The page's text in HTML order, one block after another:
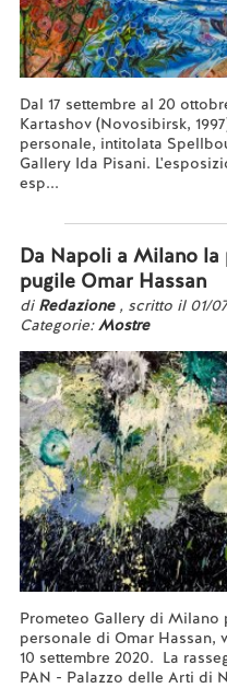
Dal 17 settembre al 20
Kartashov (Novosibirsk,
personale, intitolata
Gallery Ida Pisani.
esp...
Da Napoli a Milano
pugile Omar Hassan
di Redazione , scritto il 01/
Categorie:Mostre
Prometeo Gallery di Milano
personale di Omar
10 settembre 2020. La
PAN - Palazzo delle Arti di